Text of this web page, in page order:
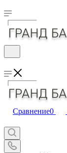
Сравнение0